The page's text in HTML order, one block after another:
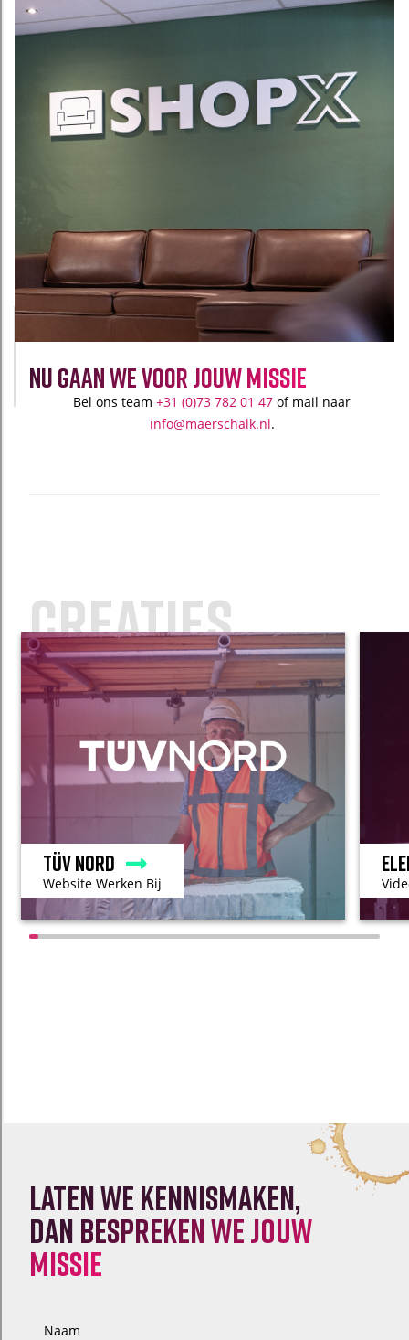
nu gaan we voor jouw missie
Bel ons team +31 (0)73 782 01 47 of mail naar
info@maerschalk.nl.
creaties
TÜV Nord
Website Werken Bij
Laten we kennismaken,
dan bespreken we jouw
missie
Naam